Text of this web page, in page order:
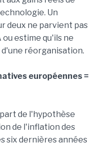
Un
deux ne parvient pas
estime qu'ils ne
réorganisation.
européennes =
de l'hypothèse
de l'inflation des
six dernières années